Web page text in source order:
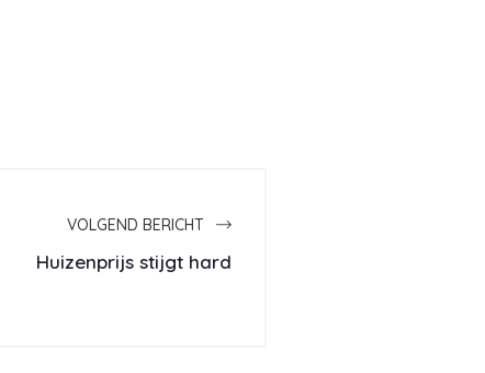
VOLGEND BERICHT
Huizenprijs stijgt hard